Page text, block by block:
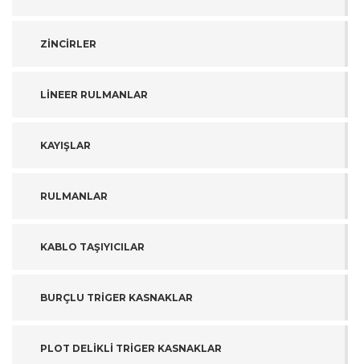
ZİNCİRLER
LİNEER RULMANLAR
KAYIŞLAR
RULMANLAR
KABLO TAŞIYICILAR
BURÇLU TRİGER KASNAKLAR
PLOT DELİKLİ TRİGER KASNAKLAR